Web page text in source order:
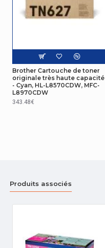
Brother Cartouche de toner
originale très haute capacité
- Cyan, HL-L8570CDW, MFC-
L8970CDW
343.48€
Produits associés